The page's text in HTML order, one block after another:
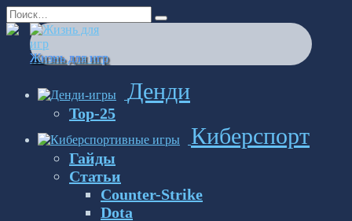
Перейти
к
содержанию
Search
for:
Жизнь для игр
Денди
Top-25
Киберспорт
Гайды
Статьи
Counter-Strike
Dota